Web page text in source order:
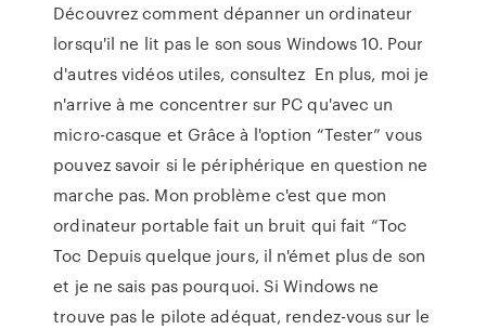
Découvrez comment dépanner un ordinateur
lorsqu'il ne lit pas le son sous Windows 10. Pour
d'autres vidéos utiles, consultez En plus, moi je
n'arrive à me concentrer sur PC qu'avec un
micro-casque et Grâce à l'option “Tester” vous
pouvez savoir si le périphérique en question ne
marche pas. Mon problème c'est que mon
ordinateur portable fait un bruit qui fait “Toc
Toc Depuis quelque jours, il n'émet plus de son
et je ne sais pas pourquoi. Si Windows ne
trouve pas le pilote adéquat, rendez-vous sur le